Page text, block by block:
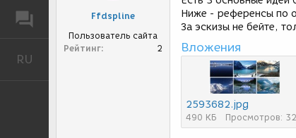
RU
Ffdspline
Пользователь сайта
Рейтинг
2
Ниже - референсы по
За эскизы не бейте,
Вложения
2593682.jpg
490 КБ Просмотров: